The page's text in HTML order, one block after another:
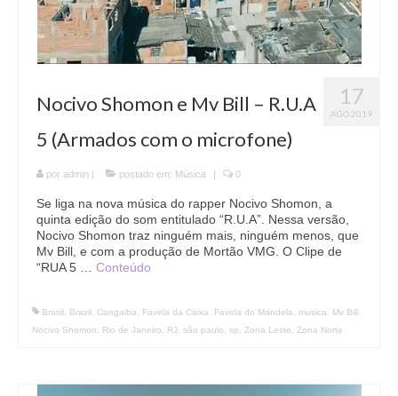
17
AGO 2019
Nocivo Shomon e Mv Bill – R.U.A
5 (Armados com o microfone)
por admin | postado em: Música | 0
Se liga na nova música do rapper Nocivo Shomon, a
quinta edição do som entitulado “R.U.A”. Nessa versão,
Nocivo Shomon traz ninguém mais, ninguém menos, que
Mv Bill, e com a produção de Mortão VMG. O Clipe de
“RUA 5 … Conteúdo
Brasil Brazil Cangaiba Favela da Caixa Favela do Mandela musica Mv Bill
Nocivo Shomon
Rio de Janeiro RJ são paulo sp Zona Leste Zona Norte